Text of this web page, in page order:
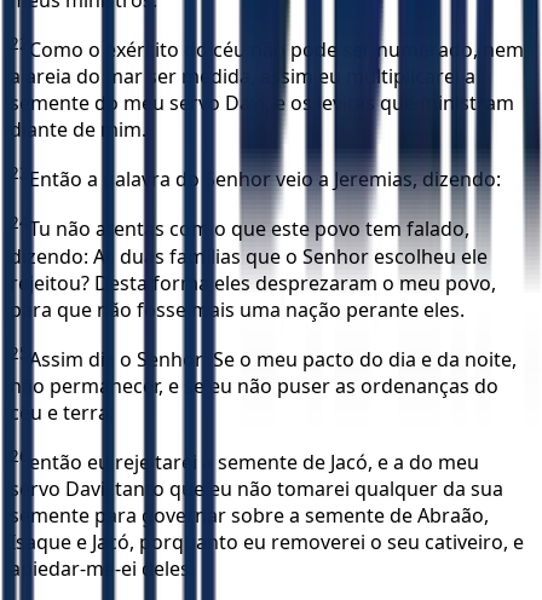
22 Como o exército do céu não pode ser numerado, nem
a areia do mar ser medida, assim eu multiplicarei a
semente do meu servo Davi, e os levitas que ministram
diante de mim.
23 Então a palavra do Senhor veio a Jeremias, dizendo:
24 Tu não atentas com o que este povo tem falado,
dizendo: As duas famílias que o Senhor escolheu ele
rejeitou? Desta forma eles desprezaram o meu povo,
para que não fosse mais uma nação perante eles.
25 Assim diz o Senhor: Se o meu pacto do dia e da noite,
não permanecer, e se eu não puser as ordenanças do
céu e terra;
26 então eu rejeitarei a semente de Jacó, e a do meu
servo Davi, tanto que eu não tomarei qualquer da sua
semente para governar sobre a semente de Abraão,
Isaque e Jacó, porquanto eu removerei o seu cativeiro, e
apiedar-me-ei deles.